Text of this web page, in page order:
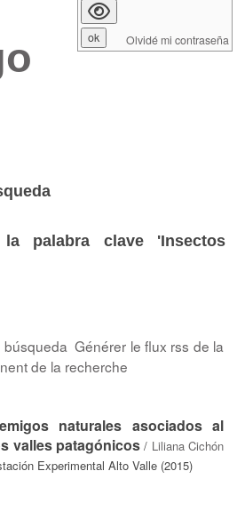
palabra clave 'Insectos
búsqueda Générer le flux rss de la
de la recherche
naturales asociados al
valles patagónicos / Liliana Cichón
Experimental Alto Valle (2015)
Olvidé mi contraseña